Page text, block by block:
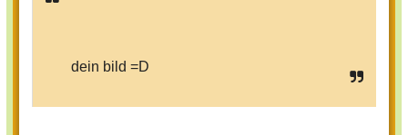
dein bild =D